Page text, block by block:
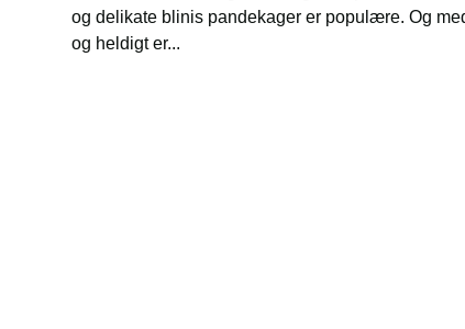
og delikate blinis pandekager er populære. Og
og heldigt er...